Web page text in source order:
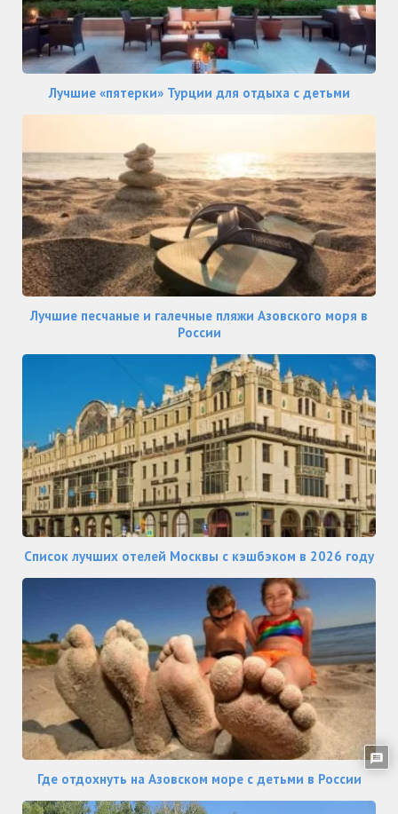
Лучшие «пятерки» Турции для отдыха с детьми
Лучшие песчаные и галечные пляжи Азовского моря в
России
Список лучших отелей Москвы с кэшбэком в 2026 году
Где отдохнуть на Азовском море с детьми в России